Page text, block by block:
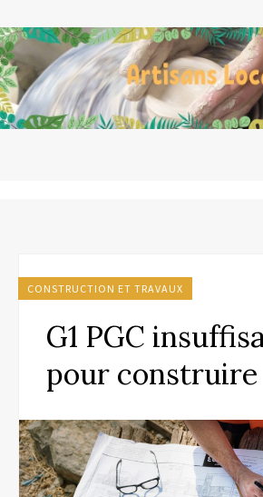
CONSTRUCTION ET TRAVAUX
G1 PGC
pour construire